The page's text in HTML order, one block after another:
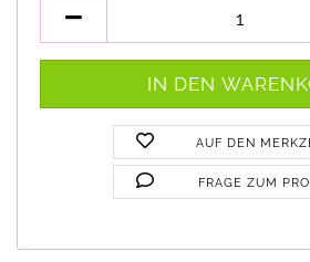
AUF DEN
FRAGE ZUM